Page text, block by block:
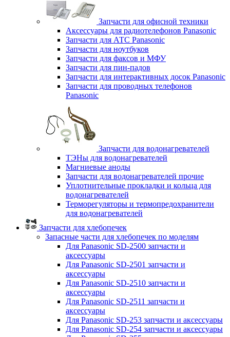
Запчасти для офисной техники
Аксессуары для радиотелефонов Panasonic
Запчасти для АТС Panasonic
Запчасти для ноутбуков
Запчасти для факсов и МФУ
Запчасти для пин-падов
Запчасти для интерактивных досок Panasonic
Запчасти для проводных телефонов
Panasonic
Запчасти для водонагревателей
ТЭНы для водонагревателей
Магниевые аноды
Запчасти для водонагревателей прочие
Уплотнительные прокладки и кольца для
водонагревателей
Терморегуляторы и термопредохранители
для водонагревателей
Запчасти для хлебопечек
Запасные части для хлебопечек по моделям
Для Panasonic SD-2500 запчасти и
аксессуары
Для Panasonic SD-2501 запчасти и
аксессуары
Для Panasonic SD-2510 запчасти и
аксессуары
Для Panasonic SD-2511 запчасти и
аксессуары
Для Panasonic SD-253 запчасти и аксессуары
Для Panasonic SD-254 запчасти и аксессуары